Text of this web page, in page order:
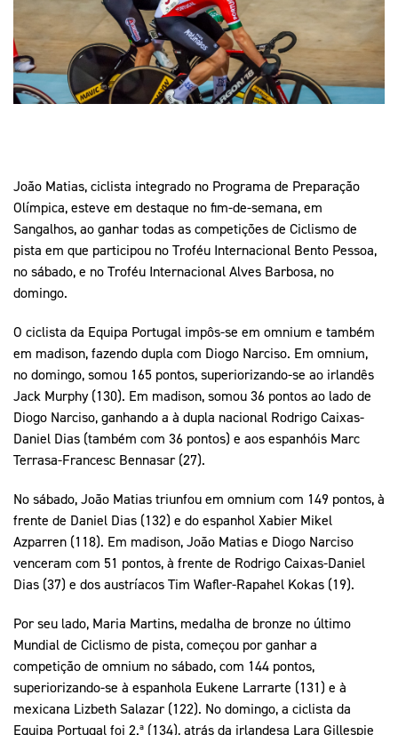
Marketing
Media
Documentos
Contactos
Arquivo Histórico
Educação Olímpica
Equipa Portugal
Educação
Equipa Portugal
Arquivo Histórico
Educação Olímpica
Equipa Portugal
João Matias, ciclista integrado no Programa de Preparação
Olímpica, esteve em destaque no fim-de-semana, em
Sangalhos, ao ganhar todas as competições de Ciclismo de
pista em que participou no Troféu Internacional Bento Pessoa,
no sábado, e no Troféu Internacional Alves Barbosa, no
domingo.
O ciclista da Equipa Portugal impôs-se em omnium e também
em madison, fazendo dupla com Diogo Narciso. Em omnium,
no domingo, somou 165 pontos, superiorizando-se ao irlandês
Jack Murphy (130). Em madison, somou 36 pontos ao lado de
Diogo Narciso, ganhando a à dupla nacional Rodrigo Caixas-
Daniel Dias (também com 36 pontos) e aos espanhóis Marc
Terrasa-Francesc Bennasar (27).
No sábado, João Matias triunfou em omnium com 149 pontos, à
frente de Daniel Dias (132) e do espanhol Xabier Mikel
Azparren (118). Em madison, João Matias e Diogo Narciso
venceram com 51 pontos, à frente de Rodrigo Caixas-Daniel
Dias (37) e dos austríacos Tim Wafler-Rapahel Kokas (19).
Por seu lado, Maria Martins, medalha de bronze no último
Mundial de Ciclismo de pista, começou por ganhar a
competição de omnium no sábado, com 144 pontos,
superiorizando-se à espanhola Eukene Larrarte (131) e à
mexicana Lizbeth Salazar (122). No domingo, a ciclista da
Equipa Portugal foi 2.ª (134), atrás da irlandesa Lara Gillespie